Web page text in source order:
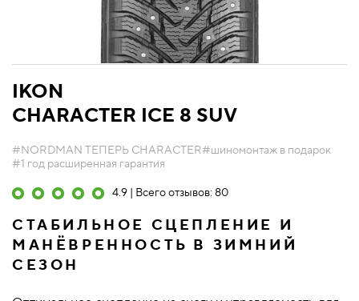
IKON
CHARACTER ICE 8 SUV
#NORDMAN ТЕПЕРЬ CHARACTER#шиномонтаж в подарок
#1 год расширенная гарантия
4.9 | Всего отзывов: 80
СТАБИЛЬНОЕ СЦЕПЛЕНИЕ И
МАНЁВРЕННОСТЬ В ЗИМНИЙ
СЕЗОН